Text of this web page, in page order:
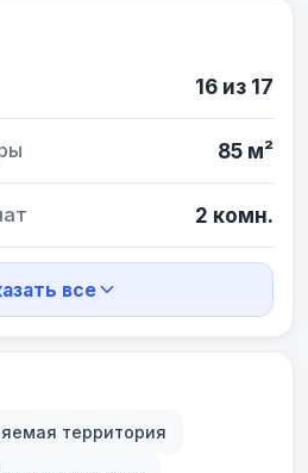
16 из 17
85 м²
2 комн.
все
территория